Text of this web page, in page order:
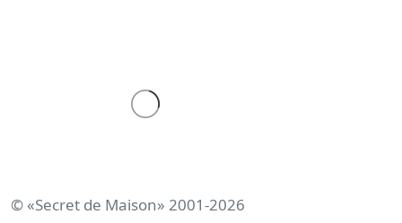
© «Secret de Maison» 2001-2026